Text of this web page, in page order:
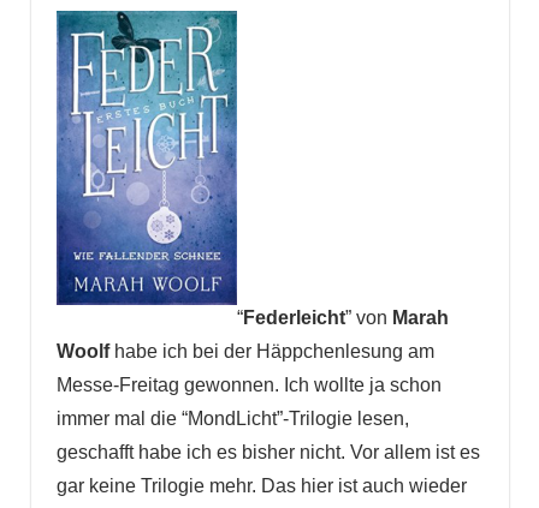
“Federleicht” von Marah
Woolfhabe ich bei der Häppchenlesung am
Messe-Freitag gewonnen. Ich wollte ja schon
immer mal die “MondLicht”-Trilogie lesen,
geschafft habe ich es bisher nicht. Vor allem ist es
gar keine Trilogie mehr. Das hier ist auch wieder